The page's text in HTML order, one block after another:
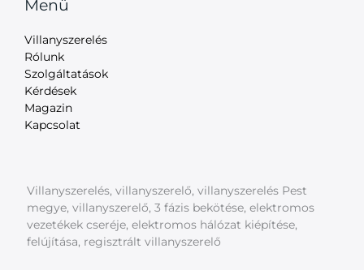
Menü
Villanyszerelés
Rólunk
Szolgáltatások
Kérdések
Magazin
Kapcsolat
Villanyszerelés, villanyszerelő, villanyszerelés Pest
megye, villanyszerelő, 3 fázis bekötése, elektromos
vezetékek cseréje, elektromos hálózat kiépítése,
felújítása, regisztrált villanyszerelő